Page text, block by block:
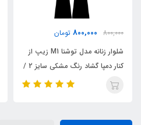
800,000
800,000 تومان
شلوار زنانه مدل توشنا M1 زیپ از
کنار دمپا گشاد رنگ مشکی سایز 2 /
TOSHNA